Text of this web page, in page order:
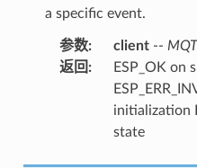
a specific event.
参数: client--
返回 :
ESP_OK on
initialization
state